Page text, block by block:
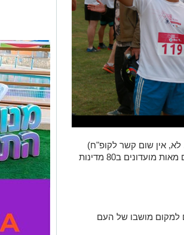
אין שום קשר לקופ"ח)
היא התנועה היהודית-ציונית הגדולה ביותר בעולם עם מאות מועדונים ב80 מדינות
למקום מושבו של העם